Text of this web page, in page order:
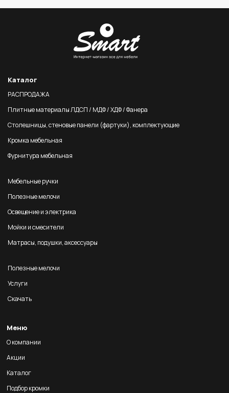
Каталог
РАСПРОДАЖА
Плитные материалы ЛДСП / МДФ / ХДФ / Фанера
Столешницы, стеновые панели (фартуки), комплектующие
Кромка мебельная
Фурнитура мебельная
Мебельные ручки
Полезные мелочи
Освещение и электрика
Мойки и смесители
Матрасы, подушки, аксессуары
Полезные мелочи
Услуги
Скачать
Меню
О компании
Акции
Каталог
Подбор кромки